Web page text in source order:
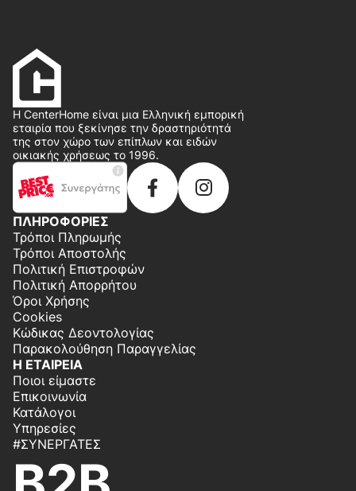
Η CenterHome είναι μια Ελληνική εμπορική
εταιρία που ξεκίνησε την δραστηριότητά
της στον χώρο των επίπλων και ειδών
οικιακής χρήσεως το 1996.
ΠΛΗΡΟΦΟΡΙΕΣ
Τρόποι Πληρωμής
Τρόποι Αποστολής
Πολιτική Επιστροφών
Πολιτική Απορρήτου
Όροι Χρήσης
Cookies
Κώδικας Δεοντολογίας
Παρακολούθηση Παραγγελίας
Η ΕΤΑΙΡΕΙΑ
Ποιοι είμαστε
Επικοινωνία
Κατάλογοι
Υπηρεσίες
#ΣΥΝΕΡΓΆΤΕΣ